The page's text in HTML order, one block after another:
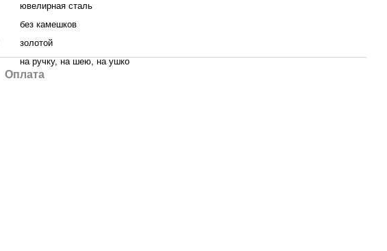
ювелирная сталь
без камешков
золотой
на ручку, на шею, на ушко
Оплата